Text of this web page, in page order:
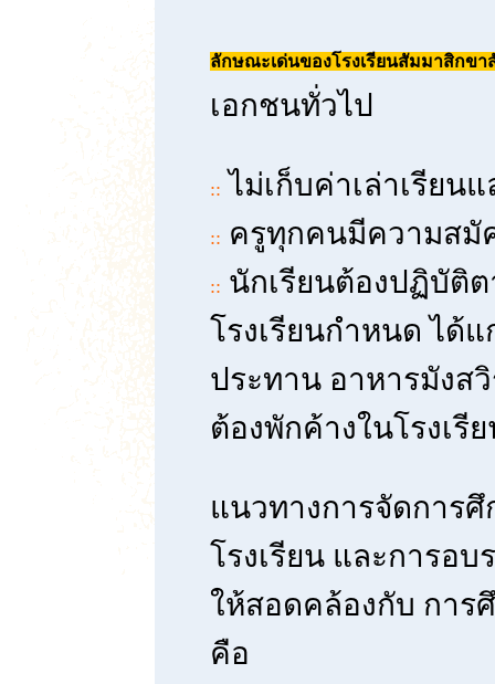
ลักษณะเด่นของโรงเรียนสัมมาสิกข
เอกชนทั่วไป
:: ไม่เก็บค่าเล่าเรียน
:: ครูทุกคนมีความสมั
:: นักเรียนต้องปฏิบัติ
โรงเรียนกำหนด ได้
ประทาน อาหารมังส
ต้องพักค้างในโรงเ
แนวทางการจัดการ
โรงเรียน และการอ
ให้สอดคล้องกับ การ
คือ